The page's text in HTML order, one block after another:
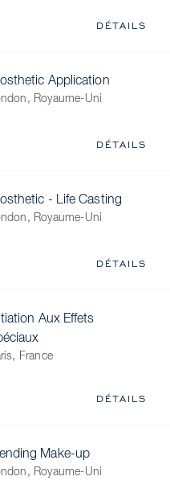
DÉTAILS
Application
Royaume-Uni
DÉTAILS
- Life Casting
Royaume-Uni
DÉTAILS
Aux Effets
France
DÉTAILS
Make-up
Royaume-Uni